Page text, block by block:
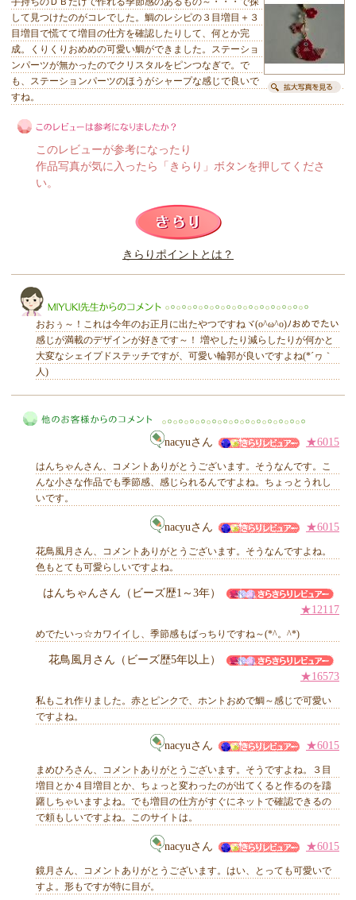
して見つけたのがコレでした。鯛のレシピの３目増目＋３
目増目で慌てて増目の仕方を確認したりして、何とか完
成。くりくりおめめの可愛い鯛ができました。ステーショ
ンパーツが無かったのでクリスタルをピンつなぎで。で
も、ステーションパーツのほうがシャープな感じで良いで
すね。
このレビューは参考になりましたか？
このレビューが参考になったり
作品写真が気に入ったら「きらり」ボタンを押してくださ
い。
きらりポイントとは？
おおぅ～！これは今年のお正月に出たやつですねヾ(o^ω^o)ﾉおめでたい
感じが満載のデザインが好きです～！ 増やしたり減らしたりが何かと
大変なシェイプドステッチですが、可愛い輪郭が良いですよね(*´ヮ｀
人)
nacyuさん ★6015
はんちゃんさん、コメントありがとうございます。そうなんです。こ
んな小さな作品でも季節感、感じられるんですよね。ちょっとうれし
いです。
nacyuさん ★6015
花鳥風月さん、コメントありがとうございます。そうなんですよね。
色もとても可愛らしいですよね。
はんちゃんさん（ビーズ歴1～3年）
★12117
めでたいっ☆カワイイし、季節感もばっちりですね～(*^。^*)
花鳥風月さん（ビーズ歴5年以上）
★16573
私もこれ作りました。赤とピンクで、ホントおめで鯛～感じで可愛い
ですよね。
nacyuさん ★6015
まめひろさん、コメントありがとうございます。そうですよね。３目
増目とか４目増目とか、ちょっと変わったのが出てくると作るのを躊
躇しちゃいますよね。でも増目の仕方がすぐにネットで確認できるの
で頼もしいですよね。このサイトは。
nacyuさん ★6015
鏡月さん、コメントありがとうございます。はい、とっても可愛いで
すよ。形もですが特に目が。